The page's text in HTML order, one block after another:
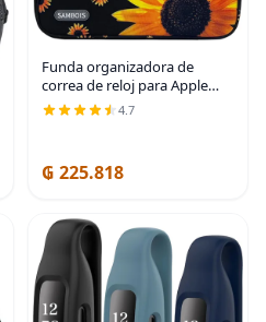
Funda organizadora de
correa de reloj para Apple
Watch, organizador portátil
4.7
₲ 225.818